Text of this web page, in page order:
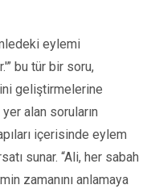
eylemi
bu tür bir soru,
geliştirmelerine
alan soruların
içerisinde eylem
sunar. “Ali, her sabah
zamanını anlamaya